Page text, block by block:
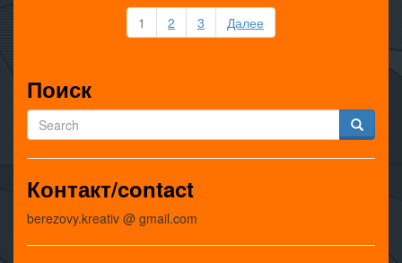
Пагинация
записей
1 2 3 Далее
Поиск
Контакт/contact
berezovy.kreativ @ gmail.com